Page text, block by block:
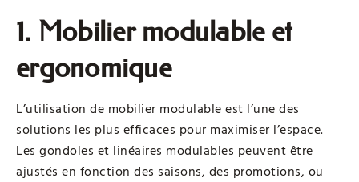
1. Mobilier modulable et
ergonomique
L’utilisation de mobilier modulable est l’une des
solutions les plus efficaces pour maximiser l’espace.
Les gondoles et linéaires modulables peuvent être
ajustés en fonction des saisons, des promotions, ou